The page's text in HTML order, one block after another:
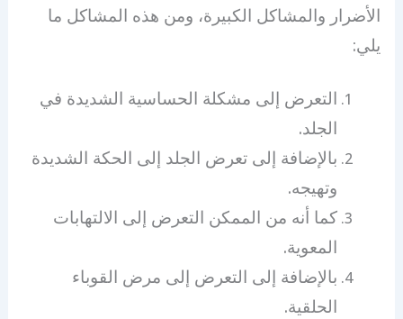
الأضرار والمشاكل الكبيرة، ومن هذه المشاكل ما
يلي:
التعرض إلى مشكلة الحساسية الشديدة في
الجلد.
بالإضافة إلى تعرض الجلد إلى الحكة الشديدة
وتهيجه.
كما أنه من الممكن التعرض إلى الالتهابات
المعوية.
بالإضافة إلى التعرض إلى مرض القوباء
الحلقية.